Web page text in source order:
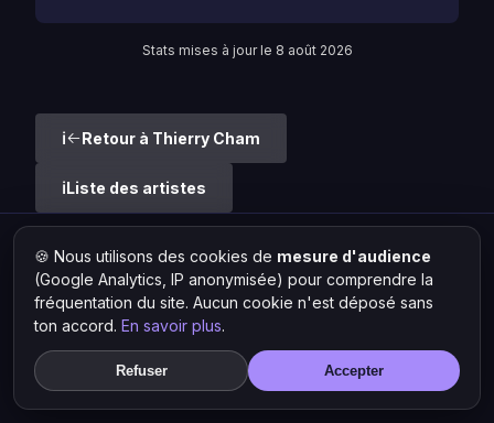
Stats mises à jour le 8 août 2026
Retour à Thierry Cham
Liste des artistes
Hit Lokal·L'actu rap & musique urbaine
© 2026 — Tous droits réservés ·Mentions légales·Gérer les
cookies
🍪 Nous utilisons des cookies de mesure d'audience
(Google Analytics, IP anonymisée) pour comprendre la
fréquentation du site. Aucun cookie n'est déposé sans
ton accord. En savoir plus.
Refuser Accepter